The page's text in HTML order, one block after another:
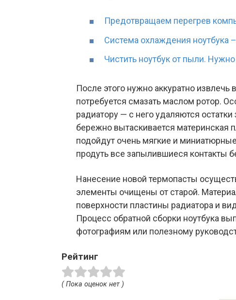
Предотвращаем перегрев
Система охлаждения ноутбука
Чистить ноутбук от пыли.
После этого нужно аккуратно извлечь
потребуется смазать маслом ротор.
радиатору — с него удаляются
бережно вытаскивается материнская
подойдут очень мягкие и
продуть все запылившиеся контакты
Нанесение новой термопасты
элементы очищены от старой.
поверхности пластины радиатора и
Процесс обратной сборки ноутбука
фотографиям или полезному
Рейтинг
( Пока оценок нет )